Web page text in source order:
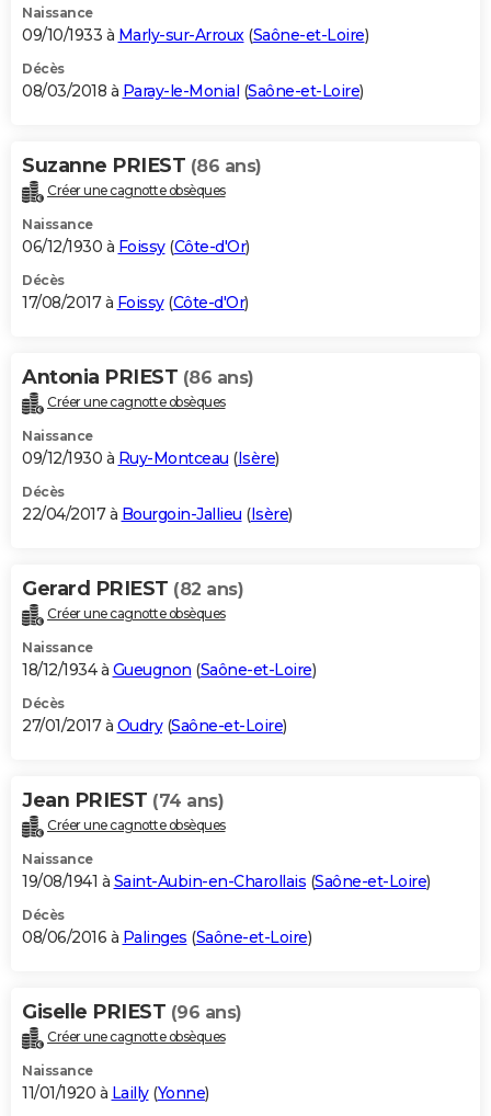
Naissance
09/10/1933 à Marly-sur-Arroux(Saône-et-Loire)
Décès
08/03/2018 à Paray-le-Monial (Saône-et-Loire)
Suzanne PRIEST (86 ans)
Créer une cagnotte obsèques
Naissance
06/12/1930 à Foissy(Côte-d'Or)
Décès
17/08/2017 à Foissy(Côte-d'Or)
Antonia PRIEST (86 ans)
Créer une cagnotte obsèques
Naissance
09/12/1930 à Ruy-Montceau (Isère)
Décès
22/04/2017 à Bourgoin-Jallieu (Isère)
Gerard PRIEST (82 ans)
Créer une cagnotte obsèques
Naissance
18/12/1934 à Gueugnon (Saône-et-Loire)
Décès
27/01/2017 à Oudry(Saône-et-Loire)
Jean PRIEST (74 ans)
Créer une cagnotte obsèques
Naissance
19/08/1941 à Saint-Aubin-en-Charollais (Saône-et-Loire)
Décès
08/06/2016 à Palinges (Saône-et-Loire)
Giselle PRIEST (96 ans)
Créer une cagnotte obsèques
Naissance
11/01/1920 à Lailly(Yonne)